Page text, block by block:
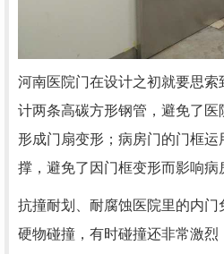
河南医院门在设计之初就要思
计两条高碳方形钢管，避免了
形成门扇变形；病房门的门框运
撑，避免了因门框变形而影响病
抗撞耐划、耐腐蚀医院里的内
硬物碰撞，有时碰撞还非常激烈